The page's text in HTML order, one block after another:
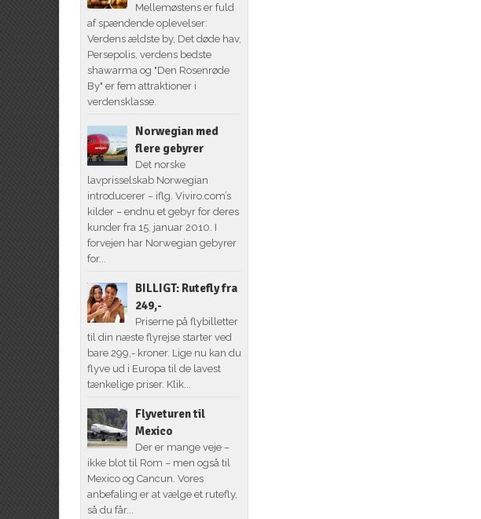
Mellemøstens er fuld
af spændende oplevelser:
Verdens ældste by, Det døde hav,
Persepolis, verdens bedste
shawarma og "Den Rosenrøde
By" er fem attraktioner i
verdensklasse.
Norwegian med
flere gebyrer
Det norske
lavprisselskab Norwegian
introducerer – iflg. Viviro.com’s
kilder – endnu et gebyr for deres
kunder fra 15. januar 2010. I
forvejen har Norwegian gebyrer
for...
BILLIGT: Rutefly fra
249,-
Priserne på flybilletter
til din næste flyrejse starter ved
bare 299,- kroner. Lige nu kan du
flyve ud i Europa til de lavest
tænkelige priser. Klik...
Flyveturen til
Mexico
Der er mange veje –
ikke blot til Rom – men også til
Mexico og Cancun. Vores
anbefaling er at vælge et rutefly,
så du får...